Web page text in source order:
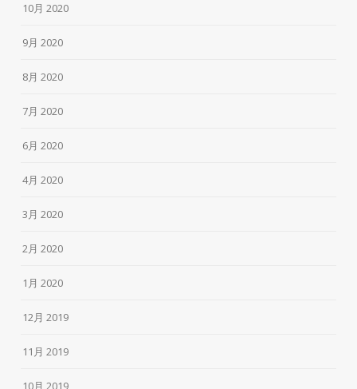
10月 2020
9月 2020
8月 2020
7月 2020
6月 2020
4月 2020
3月 2020
2月 2020
1月 2020
12月 2019
11月 2019
10月 2019